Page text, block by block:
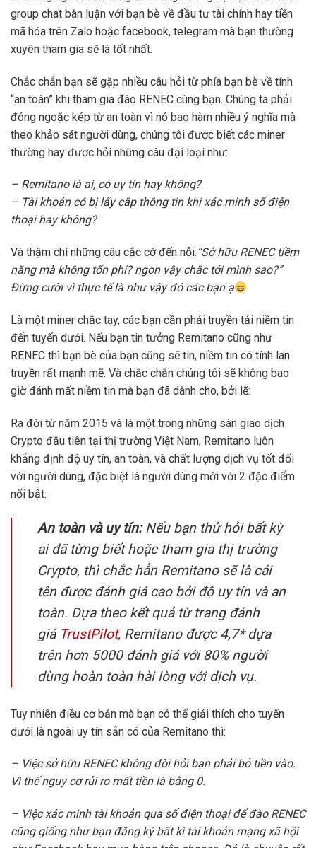
group chat bàn luận với bạn bè về đầu tư tài chính hay tiền
mã hóa trên Zalo hoặc facebook, telegram mà bạn thường
xuyên tham gia sẽ là tốt nhất.
Chắc chắn bạn sẽ gặp nhiều câu hỏi từ phía bạn bè về tính
“an toàn” khi tham gia đào RENEC cùng bạn. Chúng ta phải
đóng ngoặc kép từ an toàn vì nó bao hàm nhiều ý nghĩa mà
theo khảo sát người dùng, chúng tôi được biết các miner
thường hay được hỏi những câu đại loại như:
– Remitano là ai, có uy tín hay không?
– Tài khoản có bị lấy cắp thông tin khi xác minh số điện
thoại hay không?
Và thậm chí những câu cắc cớ đến nỗi: “Sở hữu RENEC tiềm
năng mà không tốn phí? ngon vậy chắc tới mình sao?”
Đừng cười vì thực tế là như vậy đó các bạn ạ
Là một miner chắc tay, các bạn cần phải truyền tải niềm tin
đến tuyến dưới. Nếu bạn tin tưởng Remitano cũng như
RENEC thì bạn bè của bạn cũng sẽ tin, niềm tin có tính lan
truyền rất mạnh mẽ. Và chắc chắn chúng tôi sẽ không bao
giờ đánh mất niềm tin mà bạn đã dành cho, bởi lẽ:
Ra đời từ năm 2015 và là một trong những sàn giao dịch
Crypto đầu tiên tại thị trường Việt Nam, Remitano luôn
khẳng định độ uy tín, an toàn, và chất lượng dịch vụ tốt đối
với người dùng, đặc biệt là người dùng mới với 2 đặc điểm
nổi bật:
An toàn và uy tín:Nếu bạn thử hỏi bất kỳ
ai đã từng biết hoặc tham gia thị trường
Crypto, thì chắc hẳn Remitano sẽ là cái
tên được đánh giá cao bởi độ uy tín và an
toàn. Dựa theo kết quả từ trang đánh
giá TrustPilot, Remitano được 4,7* dựa
trên hơn 5000 đánh giá với 80% người
dùng hoàn toàn hài lòng với dịch vụ.
Tuy nhiên điều cơ bản mà bạn có thể giải thích cho tuyến
dưới là ngoài uy tín sẵn có của Remitano thì:
– Việc sở hữu RENEC không đòi hỏi bạn phải bỏ tiền vào.
Vì thế nguy cơ rủi ro mất tiền là bằng 0.
– Việc xác minh tài khoản qua số điện thoại để đào RENEC
cũng giống như bạn đăng ký bất kì tài khoản mạng xã hội